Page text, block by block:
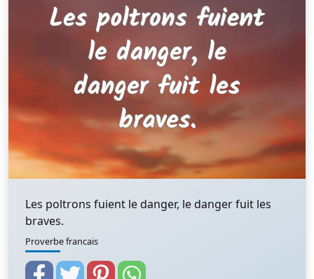
Les poltrons fuient le danger, le danger fuit les
braves.
Proverbe francais